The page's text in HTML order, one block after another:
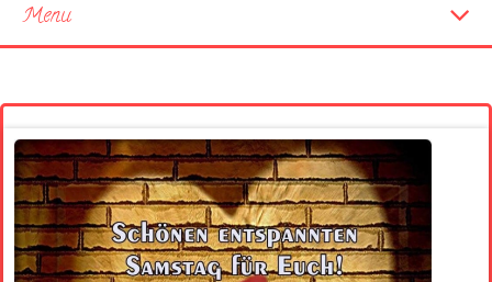
Menu